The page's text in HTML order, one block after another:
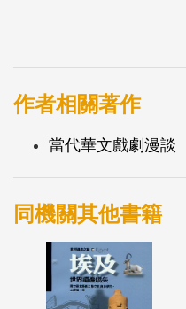
感結構、戲劇空間、語
在政治、社會、歷史與
團與創作者則包括王墨
了作者多年來看戲、訪
學、思索的研究心得，
現況的一種方法。
作者相關著作
當代華文戲劇漫談
同機關其他書籍